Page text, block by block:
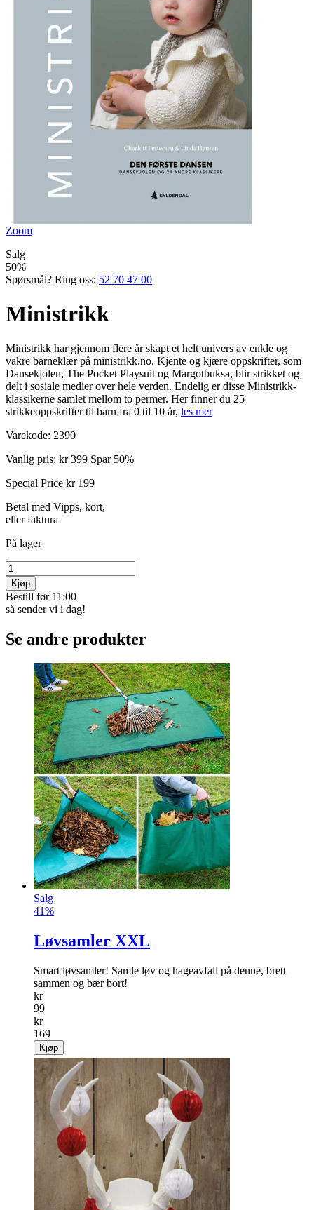
Zoom
Salg
50%
Spørsmål? Ring oss: 52 70 47 00
Ministrikk
Ministrikk har gjennom flere år skapt et helt univers av enkle og
vakre barneklær på ministrikk.no. Kjente og kjære oppskrifter, som
Dansekjolen, The Pocket Playsuit og Margotbuksa, blir strikket og
delt i sosiale medier over hele verden. Endelig er disse Ministrikk-
klassikerne samlet mellom to permer. Her finner du 25
strikkeoppskrifter til barn fra 0 til 10 år, les mer
Varekode: 2390
Vanlig pris: kr 399 Spar 50%
Special Price kr 199
Betal med Vipps, kort,
eller faktura
På lager
Kjøp
Bestill før 11:00
så sender vi i dag!
Se andre produkter
Salg
41%
Løvsamler XXL
Smart løvsamler! Samle løv og hageavfall på denne, brett
sammen og bær bort!
kr
99
kr
169
Kjøp